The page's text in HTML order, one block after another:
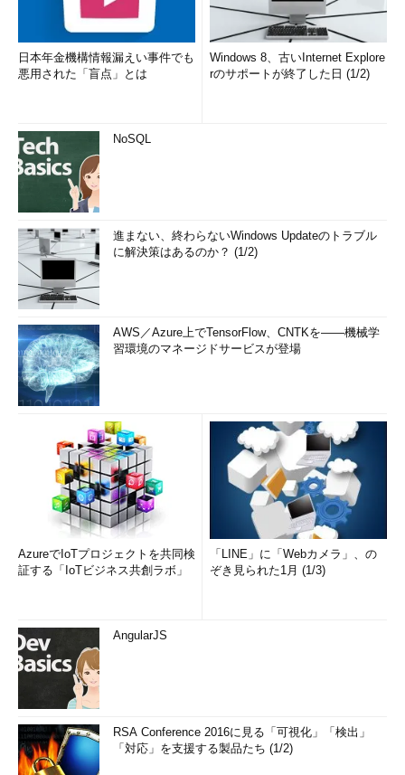
日本年金機構情報漏えい事件でも
悪用された「盲点」とは
Windows 8、古いInternet Explore
rのサポートが終了した日 (1/2)
NoSQL
進まない、終わらないWindows Updateのトラブル
に解決策はあるのか？ (1/2)
AWS／Azure上でTensorFlow、CNTKを――機械学
習環境のマネージドサービスが登場
AzureでIoTプロジェクトを共同検
証する「IoTビジネス共創ラボ」
「LINE」に「Webカメラ」、の
ぞき見られた1月 (1/3)
AngularJS
RSA Conference 2016に見る「可視化」「検出」
「対応」を支援する製品たち (1/2)